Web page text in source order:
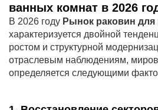
ванных комнат в 2026
В 2026 году Рынок раковин
характеризуется двойной
ростом и структурной
отраслевым наблюдениям,
определяется следующими